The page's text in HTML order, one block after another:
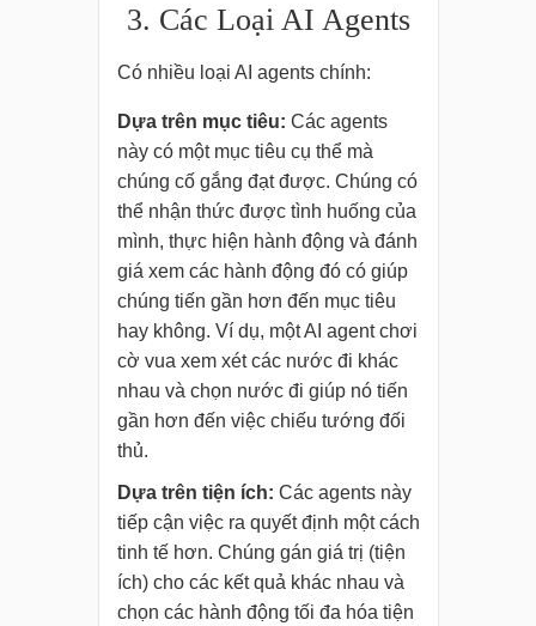
3. Các Loại AI Agents
Có nhiều loại AI agents chính:
Dựa trên mục tiêu: Các agents
này có một mục tiêu cụ thể mà
chúng cố gắng đạt được. Chúng có
thể nhận thức được tình huống của
mình, thực hiện hành động và đánh
giá xem các hành động đó có giúp
chúng tiến gần hơn đến mục tiêu
hay không. Ví dụ, một AI agent chơi
cờ vua xem xét các nước đi khác
nhau và chọn nước đi giúp nó tiến
gần hơn đến việc chiếu tướng đối
thủ.
Dựa trên tiện ích: Các agents này
tiếp cận việc ra quyết định một cách
tinh tế hơn. Chúng gán giá trị (tiện
ích) cho các kết quả khác nhau và
chọn các hành động tối đa hóa tiện